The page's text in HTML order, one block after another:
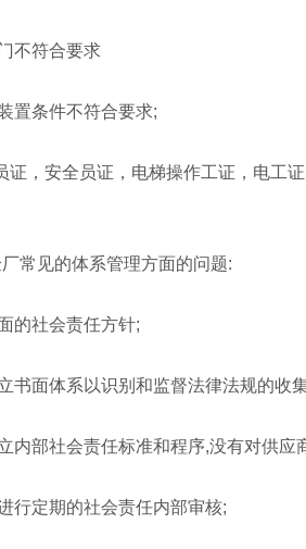
不符合要求
置条件不符合要求;
证，安全员证，电梯操作工证，电工
常见的体系管理方面的问题:
的社会责任方针;
书面体系以识别和监督法律法规的收
内部社会责任标准和程序,没有对供应
行定期的社会责任内部审核;